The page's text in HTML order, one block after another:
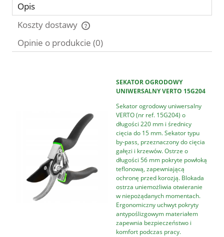
Opis
Koszty dostawy
Cena nie zawiera ewentualnych kosztów płatności
Opinie o produkcie (0)
SEKATOR OGRODOWY
UNIWERSALNY VERTO 15G204
Sekator ogrodowy uniwersalny
VERTO (nr ref. 15G204) o
długości 220 mm i średnicy
cięcia do 15 mm. Sekator typu
by-pass, przeznaczony do cięcia
gałęzi i krzewów. Ostrze o
długości 56 mm pokryte powłoką
teflonową, zapewniającą
ochronę przed korozją. Blokada
ostrza uniemożliwia otwieranie
w niepożądanych momentach.
Ergonomiczny uchwyt pokryty
antypoślizgowym materiałem
zapewnia bezpieczeństwo i
komfort podczas pracy.